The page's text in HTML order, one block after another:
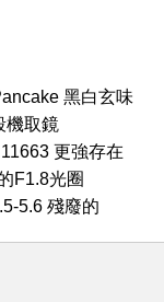
黑白玄味
機取鏡
更強存在
F1.8光圈
5.6 殘廢的